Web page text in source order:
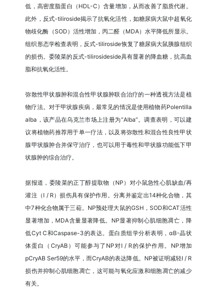
低，高密度脂蛋白（HDL-C）含量增加，从而改善了脂质代谢。
此外，反式-tiliroside揭示了抗氧化活性，如糖尿病大鼠中超氧化
物歧化酶（SOD）活性增加，丙二醛（MDA）水平降低所显示。
组织形态学检查表明，反式-tiliroside恢复了糖尿病大鼠胰腺组织
的损伤。委陵菜的反式-tilirosideside具有显著的降血糖，抗高血
脂和抗氧化活性。
弥散性甲状腺肿和混合性甲状腺肿联合治疗的一种透视方法是植
物疗法。对于甲状腺疾病，最常见的情况是使用植物药Polentilla
alba，该产品在乌克兰市场上注册为“Alba”。调查表明，可以建
议将植物药推荐用于单一疗法，以及将弥散性和混合性良性甲状
腺甲状腺肿合并保守治疗，也可以用于毒性和甲状腺功能低下甲
状腺肿的综合治疗。
据报道，委陵菜的正丁醇提取物（NP）对小鼠急性心肌缺血/再
灌注（I / R）损伤具有保护作用。分离并鉴定出14种化合物，其
中7种化合物属于三萜。NP预处理大鼠的GSH，SOD和CAT活性
显著增加，MDA含量显著降低。NP显著抑制心肌细胞凋亡，降
低Cyt C和Caspase-3的表达。蛋白质组学分析表明，αB-晶状
体蛋白（CryAB）可能参与了NP对I / R的保护作用。NP增加
pCryAB Ser59的水平，而CryAB的表达降低。NP被证明减轻I / R
损伤并抑制心肌细胞凋亡，这可能与氧化应激和细胞凋亡的减少
有关。